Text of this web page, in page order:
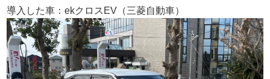
導入した車：ekクロスEV（三菱自動車）